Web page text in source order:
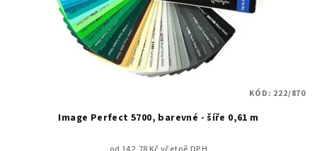
Image Perfect 5700, barevné - šíře 0,61 m
KÓD: 222/870